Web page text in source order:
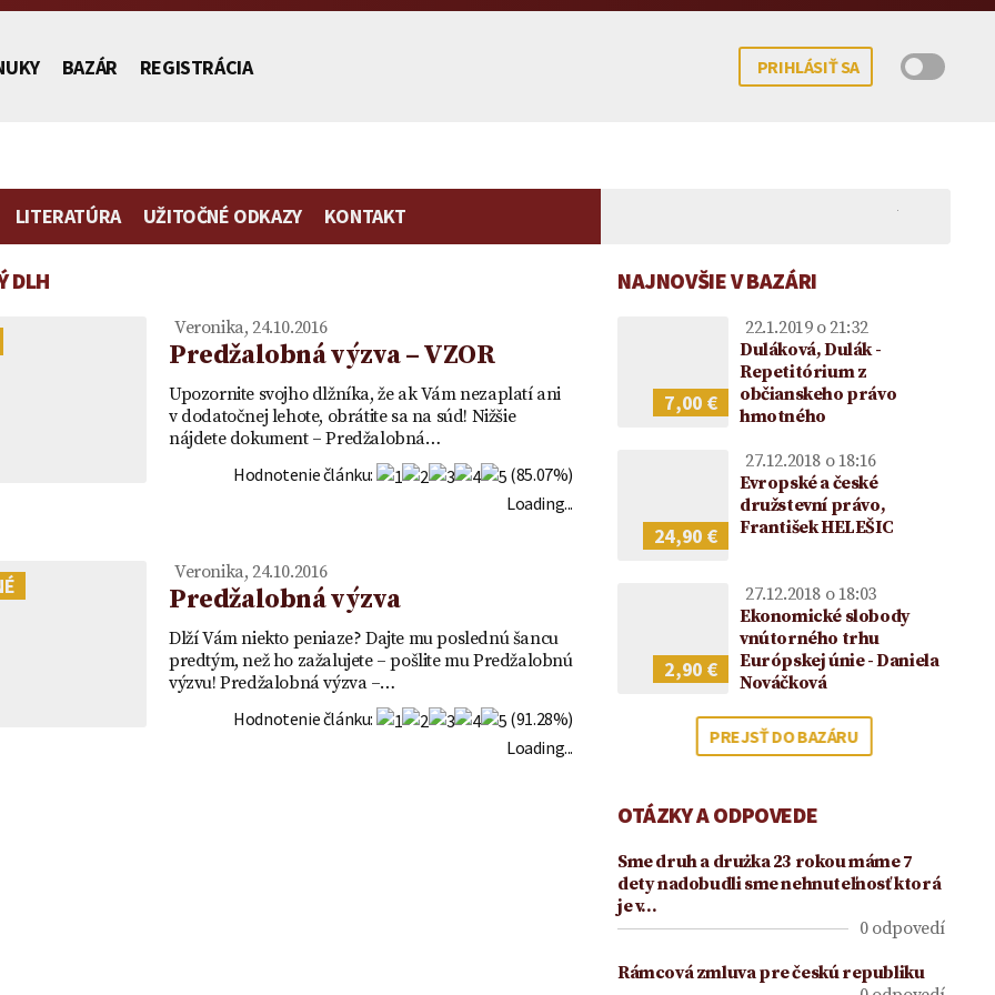
BAZÁR REGISTRÁCIA PRIHLÁSIŤ SA
Poplatok | Návrh na vklad |
Ako ušetriť na poplatku za
návrh na vklad
Vydedenie potomka – kedy
je to právne možné?
Koncesionárske poplatky |
Úhrady za služby verejnosti
poskytované RTVS | Novela
Zmluva o zriadení
predkupného práva ako
vecného práva a návrh na
Vzor plnomocenstva na
zastupovanie vo vzťahu k
účtu v banke
Darovanie peňazí |
Darovacia zmluva VZOR
LITERATÚRA UŽITOČNÉ ODKAZY KONTAKT
DLH
Veronika, 24.10.2016
Predžalobná výzva – VZOR
Upozornite svojho dlžníka, že ak Vám nezaplatí ani
v dodatočnej lehote, obrátite sa na súd! Nižšie
nájdete dokument – Predžalobná…
Hodnotenie článku:
(85.07%)
Loading...
Veronika, 24.10.2016
Predžalobná výzva
Dlží Vám niekto peniaze? Dajte mu poslednú šancu
predtým, než ho zažalujete – pošlite mu Predžalobnú
výzvu! Predžalobná výzva –…
Hodnotenie článku:
(91.28%)
Loading...
NAJNOVŠIE V BAZÁRI
7,00 €
22.1.2019 o 21:32
Duláková, Dulák -
Repetitórium z
občianskeho právo
hmotného
24,90 €
27.12.2018 o 18:16
Evropské a české
družstevní právo,
František HELEŠIC
2,90 €
27.12.2018 o 18:03
Ekonomické slobody
vnútorného trhu
Európskej únie - Daniela
Nováčková
PREJSŤ DO BAZÁRU
OTÁZKY A ODPOVEDE
Sme druh a drużka 23 rokou máme 7
dety nadobudli sme nehnuteľnosť ktorá
je v…
0 odpovedí
Rámcová zmluva pre českú republiku